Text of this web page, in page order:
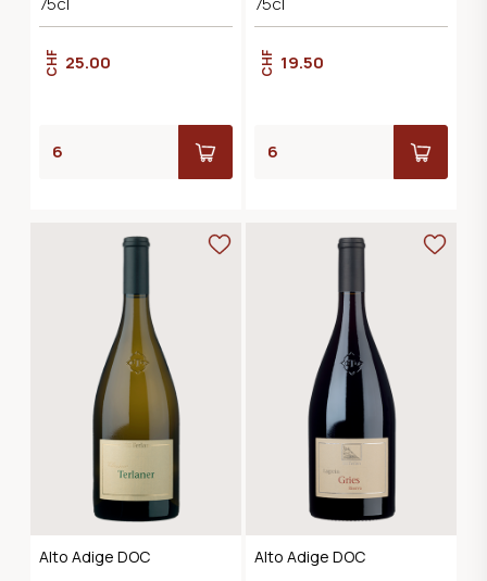
CHF 25.00 CHF 19.50
Alto Adige DOC
Alto Adige DOC